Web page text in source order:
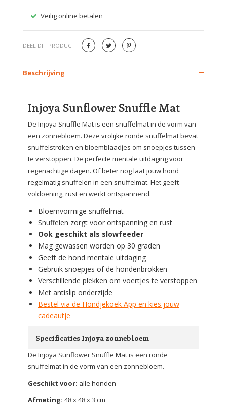
Veilig online betalen
DEEL DIT PRODUCT
Beschrijving
Injoya Sunflower Snuffle Mat
De Injoya Snuffle Mat is een snuffelmat in de vorm van
een zonnebloem. Deze vrolijke ronde snuffelmat bevat
snuffelstroken en bloemblaadjes om snoepjes tussen
te verstoppen. De perfecte mentale uitdaging voor
regenachtige dagen. Of beter nog laat jouw hond
regelmatig snuffelen in een snuffelmat. Het geeft
voldoening, rust en werkt ontspannend.
Bloemvormige snuffelmat
Snuffelen zorgt voor ontspanning en rust
Ook geschikt als slowfeeder
Mag gewassen worden op 30 graden
Geeft de hond mentale uitdaging
Gebruik snoepjes of de hondenbrokken
Verschillende plekken om voertjes te verstoppen
Met antislip onderzijde
Bestel via de Hondjekoek App en kies jouw
cadeautje
Specificaties Injoya zonnebloem
De Injoya Sunflower Snuffle Mat is een ronde
snuffelmat in de vorm van een zonnebloem.
Geschikt voor: alle honden
Afmeting: 48 x 48 x 3 cm